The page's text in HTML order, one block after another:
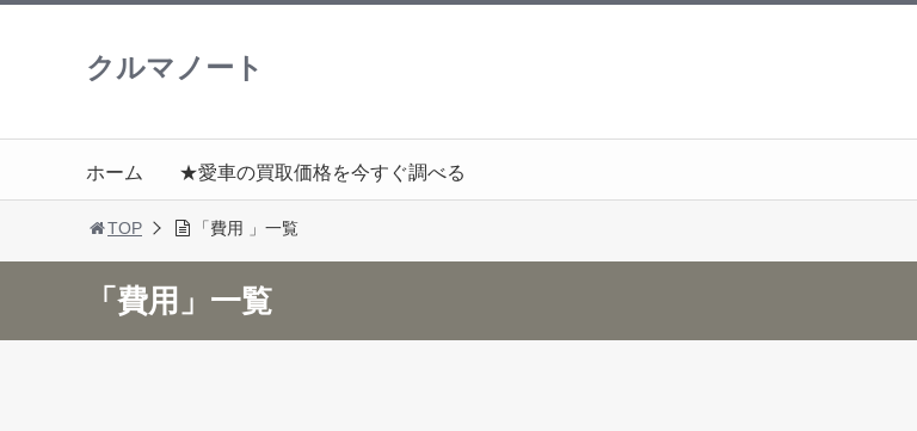
クルマノート
ホーム ★愛車の買取価格を今すぐ調べる
TOP 「費用 」一覧
「費用」一覧